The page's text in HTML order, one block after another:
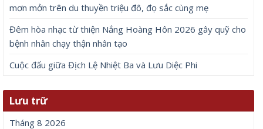
mơn mởn trên du thuyền triệu đô, đọ sắc cùng mẹ
Đêm hòa nhạc từ thiện Nắng Hoàng Hôn 2026 gây quỹ cho
bệnh nhân chạy thận nhân tạo
Cuộc đấu giữa Địch Lệ Nhiệt Ba và Lưu Diệc Phi
Lưu trữ
Tháng 8 2026